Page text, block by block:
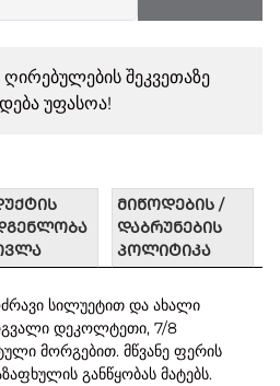
შეკვეთაზე
უფასოა!
ᲛᲘᲬᲝᲓᲔᲑᲘᲡ /
ᲓᲐᲑᲠᲣᲜᲔᲑᲘᲡ
ᲞᲝᲚᲘᲢᲘᲙᲐ
სილუეტით და ახალი
დეკოლტეთი, 7/8
მორგებით. მწვანე ფერის
განწყობას მატებს.